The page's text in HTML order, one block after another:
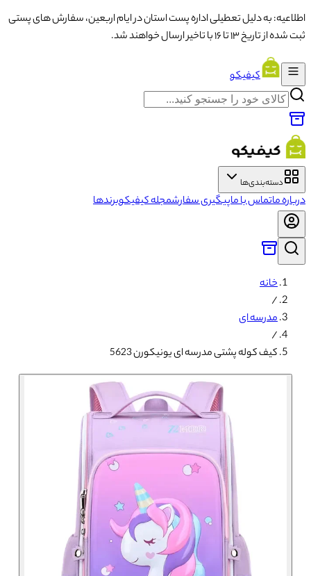
اطلاعیه: به دلیل تعطیلی اداره پست استان در ایام اربعین، سفارش های پستی
ثبت شده از تاریخ ۱۳ تا ۱۶ با تاخیر ارسال خواهند شد.
کیفیکو
دسته‌بندی‌ها
درباره ماتماس با ماپیگیری سفارشمجله کیفیکوبرندها
خانه
/
مدرسه ای
/
کیف کوله پشتی مدرسه ای یونیکورن 5623